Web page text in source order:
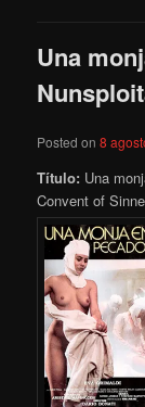
Una
Posted on8
Título: Una
Convent of